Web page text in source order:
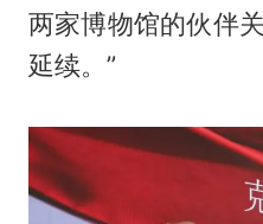
两家博物馆的伙伴
延续。”